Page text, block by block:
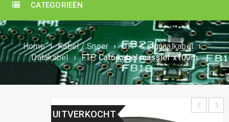
CATEGORIEËN
Home › Kabel / Snoer › UTP & signaalkabel ›
Datakabel › FTP Cat6 kabel massief x100m
UITVERKOCHT